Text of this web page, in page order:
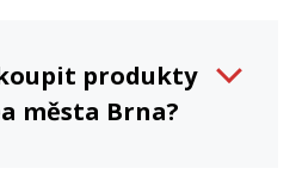
produkty
města Brna?